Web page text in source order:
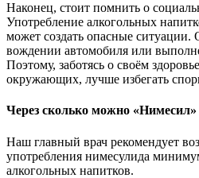
Наконец, стоит помнить о
Употребление алкогольных
может создать опасные ситуации.
вождении автомобиля или
Поэтому, заботясь о своём
окружающих, лучше избегать
Через сколько можно «Нимесил»
Наш главный врач рекомендует
употребления нимесулида
алкогольных напитков.